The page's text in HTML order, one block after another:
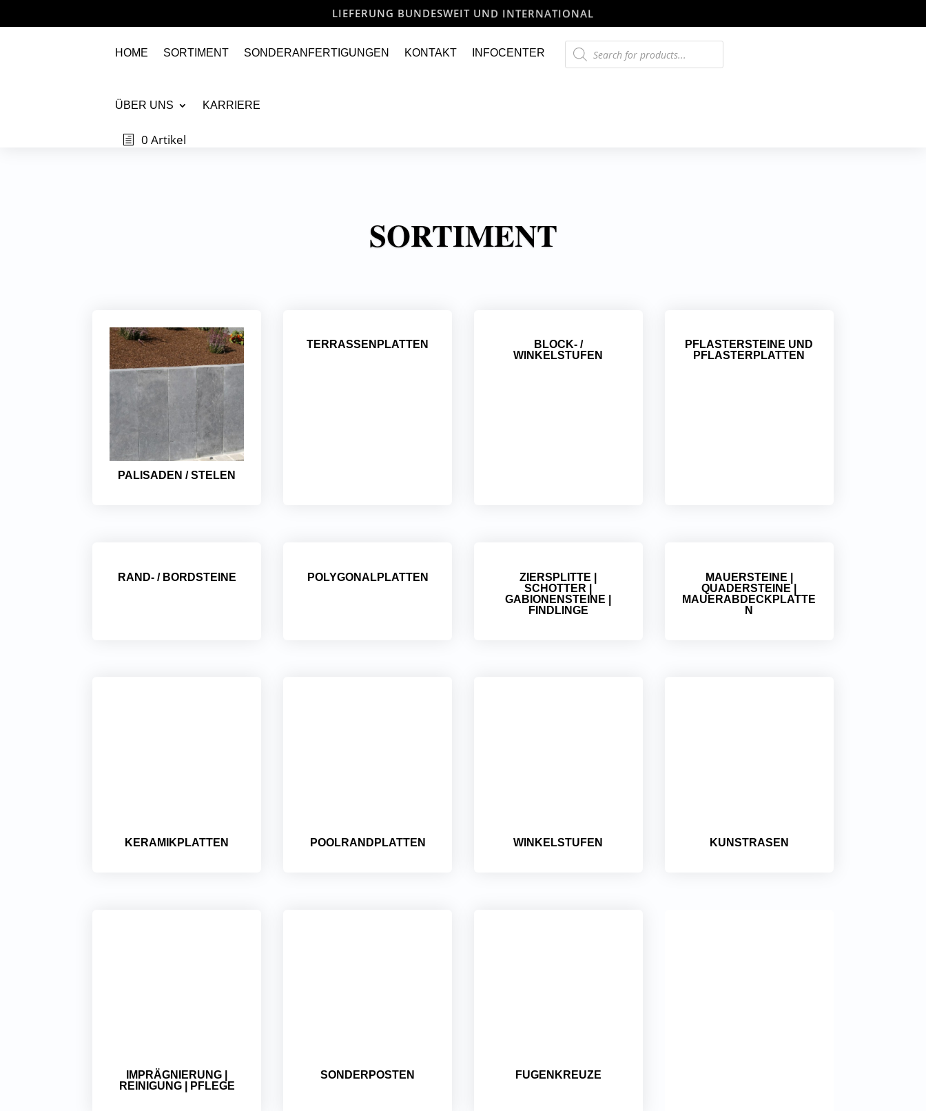
LIEFERUNG BUNDESWEIT UND INTERNATIONAL
HOME SORTIMENT SONDERANFERTIGUNGEN KONTAKT INFOCENTER
ÜBER UNS KARRIERE
0 Artikel
Products
search
SORTIMENT
PALISADEN / STELEN
TERRASSENPLATTEN
BLOCK- /
WINKELSTUFEN
PFLASTERSTEINE UND
PFLASTERPLATTEN
RAND- / BORDSTEINE POLYGONALPLATTEN
ZIERSPLITTE |
SCHOTTER |
GABIONENSTEINE |
FINDLINGE
MAUERSTEINE |
QUADERSTEINE |
MAUERABDECKPLATTE
N
KERAMIKPLATTEN POOLRANDPLATTEN WINKELSTUFEN KUNSTRASEN
IMPRÄGNIERUNG |
REINIGUNG | PFLEGE
SONDERPOSTEN FUGENKREUZE